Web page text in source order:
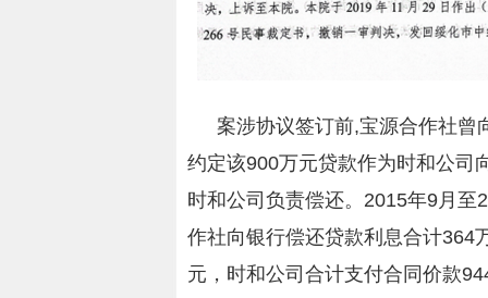
案涉协议签订前,宝源合作社曾
约定该900万元贷款作为时和公司
时和公司负责偿还。2015年9月
作社向银行偿还贷款利息合计364
元，时和公司合计支付合同价款